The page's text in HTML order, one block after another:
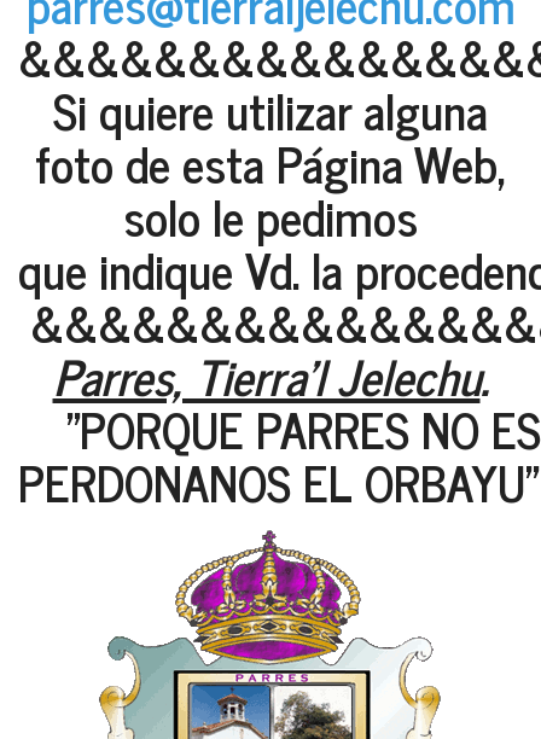
Si quiere utilizar alguna
foto de esta Página Web,
solo le pedimos
que indique Vd. la
Parres, Tierra'l Jelechu.
"PORQUE PARRES NO
PERDONANOS EL ORBAYU"